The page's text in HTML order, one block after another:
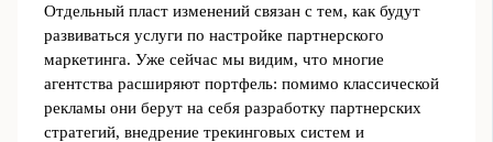
Отдельный пласт изменений связан с тем, как будут
развиваться услуги по настройке партнерского
маркетинга. Уже сейчас мы видим, что многие
агентства расширяют портфель: помимо классической
рекламы они берут на себя разработку партнерских
стратегий, внедрение трекинговых систем и